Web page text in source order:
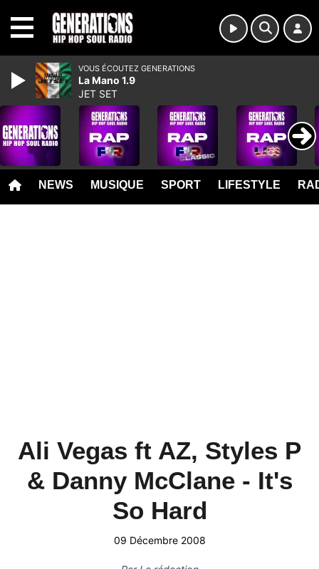
NEWS MUSIQUE SPORT LIFESTYLE
Ali Vegas ft AZ, Styles P
& Danny McClane - It's
So Hard
09 Décembre 2008
VOUS ÉCOUTEZ GENERATIONS
La Mano 1.9
JET SET